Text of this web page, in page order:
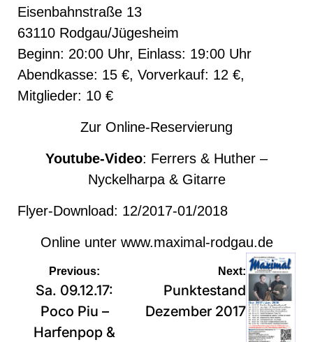
Eisenbahnstraße 13
63110 Rodgau/Jügesheim
Beginn: 20:00 Uhr, Einlass: 19:00 Uhr
Abendkasse: 15 €, Vorverkauf: 12 €,
Mitglieder: 10 €
Zur Online-Reservierung
Youtube-Video: Ferrers & Huther –
Nyckelharpa & Gitarre
Flyer-Download: 12/2017-01/2018
Online unter www.maximal-rodgau.de
Beitragsnavigation
Previous:
Sa. 09.12.17:
Poco Piu –
Harfenpop &
Next:
Punktestand
Dezember 2017